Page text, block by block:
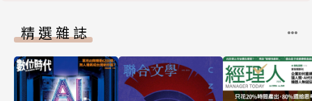
精選雜誌